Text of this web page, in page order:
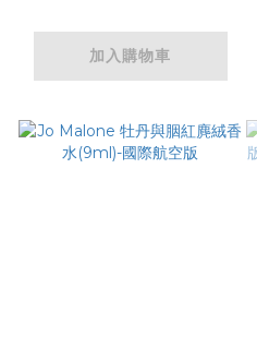
加入購物車